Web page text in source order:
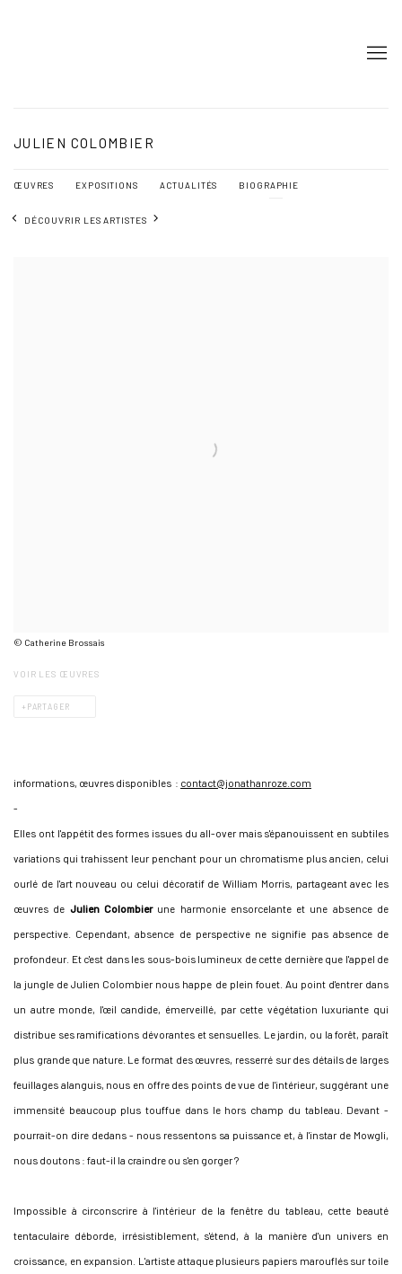
JULIEN COLOMBIER
ŒUVRES EXPOSITIONS ACTUALITÉS BIOGRAPHIE
DÉCOUVRIR LES ARTISTES
© Catherine Brossais
VOIR LES ŒUVRES
PARTAGER
informations, œuvres disponibles : contact@jonathanroze.com
-
Elles ont l'appétit des formes issues du all-over mais s'épanouissent en subtiles
variations qui trahissent leur penchant pour un chromatisme plus ancien, celui
ourlé de l'art nouveau ou celui décoratif de William Morris, partageant avec les
œuvres de Julien Colombierune harmonie ensorcelante et une absence de
perspective. Cependant, absence de perspective ne signifie pas absence de
profondeur. Et c'est dans les sous-bois lumineux de cette dernière que l'appel de
la jungle de Julien Colombier nous happe de plein fouet. Au point d'entrer dans
un autre monde, l'œil candide, émerveillé, par cette végétation luxuriante qui
distribue ses ramifications dévorantes et sensuelles. Le jardin, ou la forêt, paraît
plus grande que nature. Le format des œuvres, resserré sur des détails de larges
feuillages alanguis, nous en offre des points de vue de l'intérieur, suggérant une
immensité beaucoup plus touffue dans le hors champ du tableau. Devant -
pourrait-on dire dedans - nous ressentons sa puissance et, à l'instar de Mowgli,
nous doutons : faut-il la craindre ou s'en gorger ?
Impossible à circonscrire à l'intérieur de la fenêtre du tableau, cette beauté
tentaculaire déborde, irrésistiblement, s'étend, à la manière d'un univers en
croissance, en expansion. L'artiste attaque plusieurs papiers marouflés sur toile